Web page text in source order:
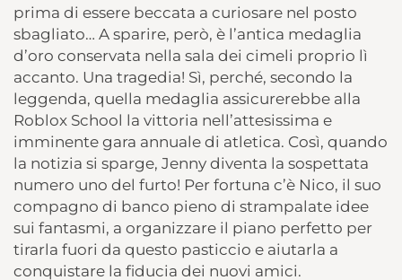
prima di essere beccata a curiosare nel posto
sbagliato… A sparire, però, è l’antica medaglia
d’oro conservata nella sala dei cimeli proprio lì
accanto. Una tragedia! Sì, perché, secondo la
leggenda, quella medaglia assicurerebbe alla
Roblox School la vittoria nell’attesissima e
imminente gara annuale di atletica. Così, quando
la notizia si sparge, Jenny diventa la sospettata
numero uno del furto! Per fortuna c’è Nico, il suo
compagno di banco pieno di strampalate idee
sui fantasmi, a organizzare il piano perfetto per
tirarla fuori da questo pasticcio e aiutarla a
conquistare la fiducia dei nuovi amici.